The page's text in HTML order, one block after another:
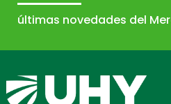
últimas novedades del